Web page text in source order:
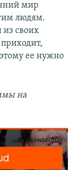
мир
людям.
из своих
ее нужно
на